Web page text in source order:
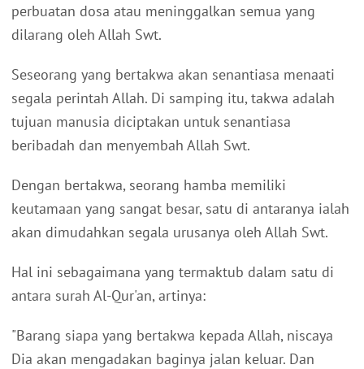
perbuatan dosa atau meninggalkan semua yang
dilarang oleh Allah Swt.
Seseorang yang bertakwa akan senantiasa menaati
segala perintah Allah. Di samping itu, takwa adalah
tujuan manusia diciptakan untuk senantiasa
beribadah dan menyembah Allah Swt.
Dengan bertakwa, seorang hamba memiliki
keutamaan yang sangat besar, satu di antaranya ialah
akan dimudahkan segala urusanya oleh Allah Swt.
Hal ini sebagaimana yang termaktub dalam satu di
antara surah Al-Qur'an, artinya:
"Barang siapa yang bertakwa kepada Allah, niscaya
Dia akan mengadakan baginya jalan keluar. Dan